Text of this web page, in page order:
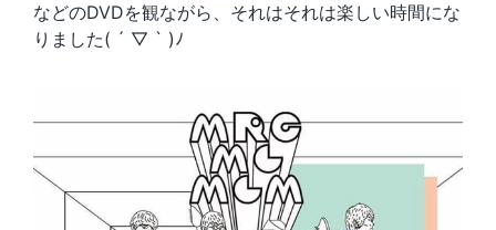
などのDVDを観ながら、それはそれは楽しい時間にな
りました( ´ ▽ ` )ﾉ